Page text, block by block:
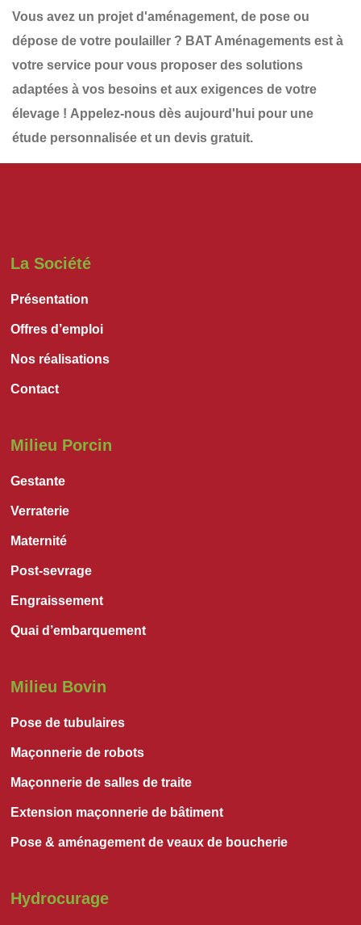
Vous avez un projet d'aménagement, de pose ou
dépose de votre poulailler ? BAT Aménagements est à
votre service pour vous proposer des solutions
adaptées à vos besoins et aux exigences de votre
élevage ! Appelez-nous dès aujourd'hui pour une
étude personnalisée et un devis gratuit.
La Société
Présentation
Offres d’emploi
Nos réalisations
Contact
Milieu Porcin
Gestante
Verraterie
Maternité
Post-sevrage
Engraissement
Quai d’embarquement
Milieu Bovin
Pose de tubulaires
Maçonnerie de robots
Maçonnerie de salles de traite
Extension maçonnerie de bâtiment
Pose & aménagement de veaux de boucherie
Hydrocurage